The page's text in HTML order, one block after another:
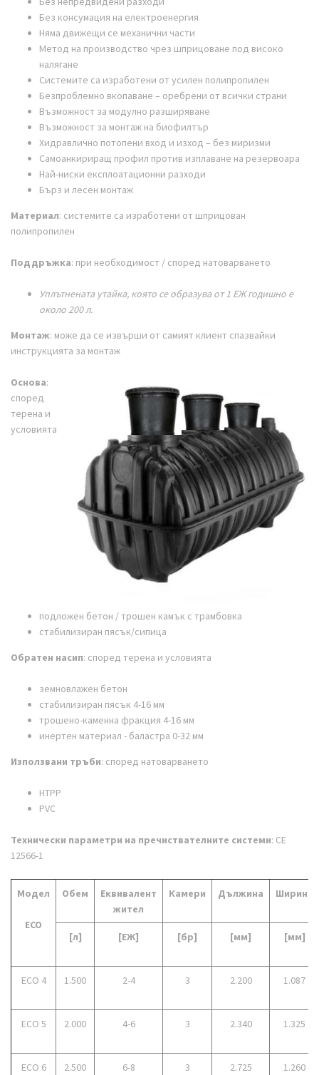
Без консумация на електроенергия
Няма движещи се механични части
Метод на производство чрез шприцоване под високо
налягане
Системите са изработени от усилен полипропилен
Безпроблемно вкопаване – оребрени от всички страни
Възможност за модулно разширяване
Възможност за монтаж на биофилтър
Хидравлично потопени вход и изход – без миризми
Самоанкириращ профил против изплаване на резервоара
Най-ниски експлоатационни разходи
Бърз и лесен монтаж
Материал: системите са изработени от шприцован
полипропилен
Поддръжка: при необходимост / според натоварването
Уплътнената утайка, която се образува от 1 ЕЖ годишно е
около 200 л.
Монтаж: може да се извърши от самият клиент спазвайки
инструкцията за монтаж
Основа:
според
терена и
условията
подложен бетон / трошен камък с трамбовка
стабилизиран пясък/сипица
Обратен насип: според терена и условията
земновлажен бетон
стабилизиран пясък 4-16 мм
трошено-каменна фракция 4-16 мм
инертен материал - баластра 0-32 мм
Използвани тръби: според натоварването
НТРР
PVC
Технически параметри на пречиствателните системи: CE
12566-1
Модел
ECO
Обем
Еквивалент
жител
Камери Дължинa Ширина
[л] [ЕЖ] [бр] [мм] [мм]
ECO 4 1.500 2-4 3 2.200 1.087
ECO 5 2.000 4-6 3 2.340 1.325
ECO 6 2.500 6-8 3 2.725 1.260